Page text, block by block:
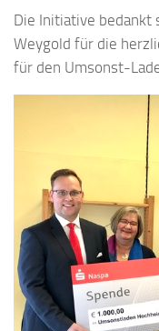
Die Initiative bedankt
Weygold für die
für den Umsonst-